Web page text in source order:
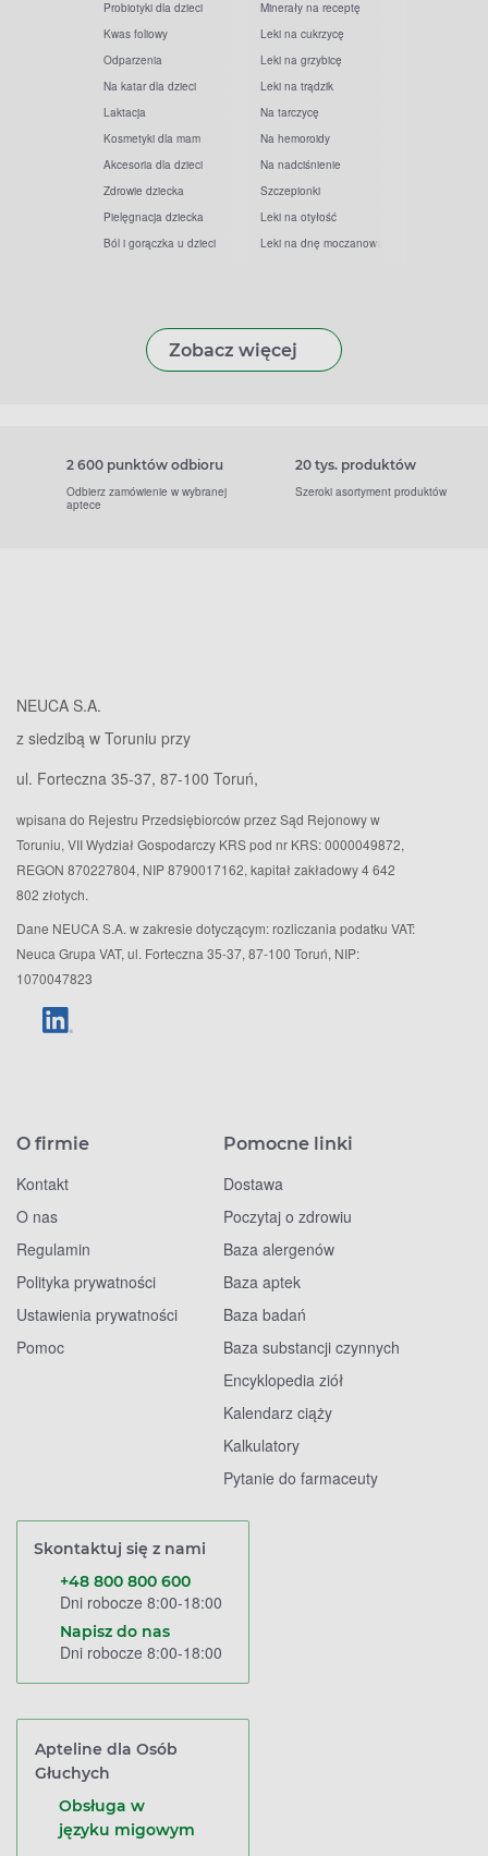
Probiotyki dla dzieci
Kwas foliowy
Odparzenia
Na katar dla dzieci
Laktacja
Kosmetyki dla mam
Akcesoria dla dzieci
Zdrowie dziecka
Pielęgnacja dziecka
Ból i gorączka u dzieci
Minerały na receptę
Leki na cukrzycę
Leki na grzybicę
Leki na trądzik
Na tarczycę
Na hemoroidy
Na nadciśnienie
Szczepionki
Leki na otyłość
Leki na dnę moczanową
Zobacz więcej
2 600 punktów odbioru
Odbierz zamówienie w wybranej
aptece
20 tys. produktów
Szeroki asortyment produktów
NEUCA S.A.
z siedzibą w Toruniu przy
ul. Forteczna 35-37, 87-100 Toruń,
wpisana do Rejestru Przedsiębiorców przez Sąd Rejonowy w
Toruniu, VII Wydział Gospodarczy KRS pod nr KRS: 0000049872,
REGON 870227804, NIP 8790017162, kapitał zakładowy 4 642
802 złotych.
Dane NEUCA S.A. w zakresie dotyczącym: rozliczania podatku VAT:
Neuca Grupa VAT, ul. Forteczna 35-37, 87-100 Toruń, NIP:
1070047823
O firmie
Kontakt
O nas
Regulamin
Polityka prywatności
Ustawienia prywatności
Pomoc
Pomocne linki
Dostawa
Poczytaj o zdrowiu
Baza alergenów
Baza aptek
Baza badań
Baza substancji czynnych
Encyklopedia ziół
Kalendarz ciąży
Kalkulatory
Pytanie do farmaceuty
Skontaktuj się z nami
+48 800 800 600
Dni robocze 8:00-18:00
Napisz do nas
Dni robocze 8:00-18:00
Apteline dla Osób
Głuchych
Obsługa w
języku migowym